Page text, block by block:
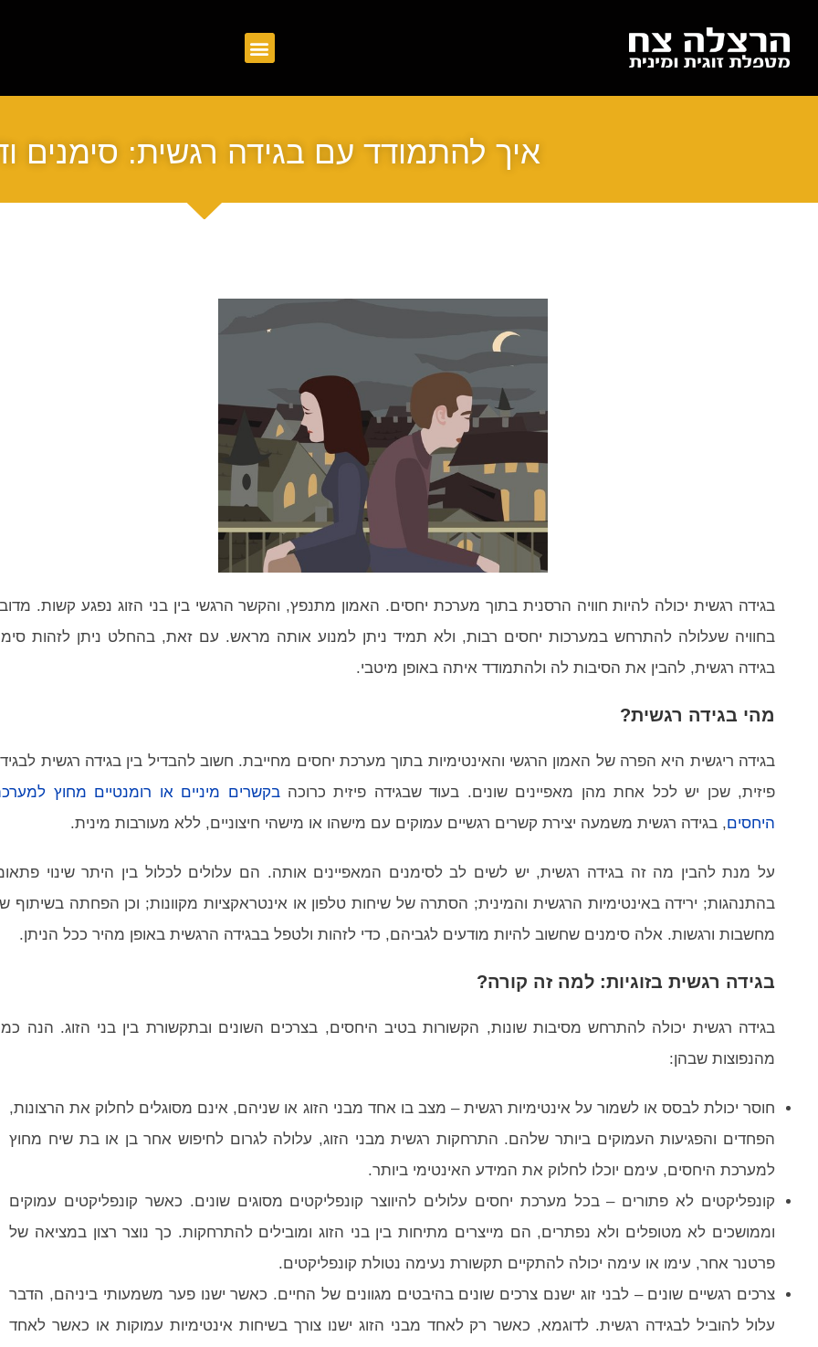
איך להתמודד עם בגידה רגשית: סימנים
בגידה רגשית יכולה להיות חוויה הרסנית בתוך מערכת יחסים. האמון מתנפץ, והקשר הרגשי בין בני הזוג נפגע קשות.
בחוויה שעלולה להתרחש במערכות יחסים רבות, ולא תמיד ניתן למנוע אותה מראש. עם זאת, בהחלט ניתן לזהות
בגידה רגשית, להבין את הסיבות לה ולהתמודד איתה באופן מיטבי.
מהי בגידה רגשית?
בגידה ריגשית היא הפרה של האמון הרגשי והאינטימיות בתוך מערכת יחסים מחייבת. חשוב להבדיל בין בגידה רגשית
פיזית, שכן יש לכל אחת מהן מאפיינים שונים. בעוד שבגידה פיזית כרוכהבקשרים מיניים או רומנטיים מחוץ
היחסים, בגידה רגשית משמעה יצירת קשרים רגשיים עמוקים עם מישהו או מישהי חיצוניים, ללא מעורבות מינית.
על מנת להבין מה זה בגידה רגשית, יש לשים לב לסימנים המאפיינים אותה. הם עלולים לכלול בין היתר שינוי
בהתנהגות; ירידה באינטימיות הרגשית והמינית; הסתרה של שיחות טלפון או אינטראקציות מקוונות; וכן הפחתה בשיתוף
מחשבות ורגשות. אלה סימנים שחשוב להיות מודעים לגביהם, כדי לזהות ולטפל בבגידה הרגשית באופן מהיר ככל הניתן.
בגידה רגשית בזוגיות: למה זה קורה?
בגידה רגשית יכולה להתרחש מסיבות שונות, הקשורות בטיב היחסים, בצרכים השונים ובתקשורת בין בני הזוג. הנה
מהנפוצות שבהן:
חוסר יכולת לבסס או לשמור על אינטימיות רגשית – מצב בו אחד מבני הזוג או שניהם, אינם מסוגלים לחלוק את הרצונות,
הפחדים והפגיעות העמוקים ביותר שלהם. התרחקות רגשית מבני הזוג, עלולה לגרום לחיפוש אחר בן או בת שיח מחוץ
למערכת היחסים, עימם יוכלו לחלוק את המידע האינטימי ביותר.
קונפליקטים לא פתורים – בכל מערכת יחסים עלולים להיווצר קונפליקטים מסוגים שונים. כאשר קונפליקטים עמוקים
וממושכים לא מטופלים ולא נפתרים, הם מייצרים מתיחות בין בני הזוג ומובילים להתרחקות. כך נוצר רצון במציאה של
פרטנר אחר, עימו או עימה יכולה להתקיים תקשורת נעימה נטולת קונפליקטים.
צרכים רגשיים שונים – לבני זוג ישנם צרכים שונים בהיבטים מגוונים של החיים. כאשר ישנו פער משמעותי ביניהם, הדבר
עלול להוביל לבגידה רגשית. לדוגמא, כאשר רק לאחד מבני הזוג ישנו צורך בשיחות אינטימיות עמוקות או כאשר לאחד